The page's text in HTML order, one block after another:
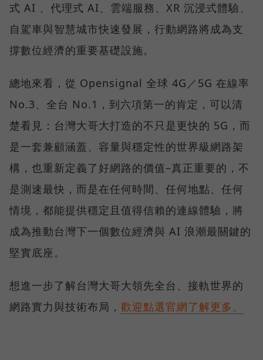
式 AI 、代理式 AI、雲端服務、XR 沉浸式體驗、
自駕車與智慧城市快速發展，行動網路將成為支
撐數位經濟的重要基礎設施。
總地來看，從 Opensignal 全球 4G／5G 在線率
No.3、全台 No.1，到六項第一的肯定，可以清
楚看見：台灣大哥大打造的不只是更快的 5G，而
是一套兼顧涵蓋、容量與穩定性的世界級網路架
構，也重新定義了好網路的價值–真正重要的，不
是測速最快，而是在任何時間、任何地點、任何
情境，都能提供穩定且值得信賴的連線體驗，將
成為推動台灣下一個數位經濟與 AI 浪潮最關鍵的
堅實底座。
想進一步了解台灣大哥大領先全台、接軌世界的
網路實力與技術布局， 歡迎點選官網了解更多。